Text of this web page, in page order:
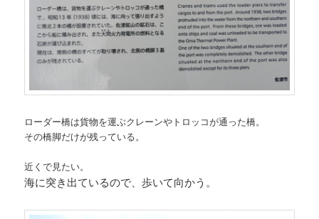
ローダー橋は貨物を運ぶクレーンやトロッコが通った橋。
その橋脚だけが残っている。
近くで見たい。
海に突き出ているので、歩いて向かう。